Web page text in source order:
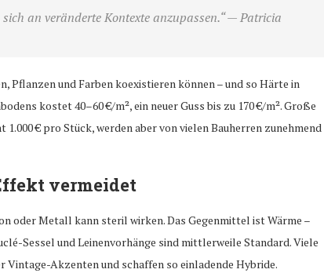
an veränderte Kontexte anzupassen.“— Patricia
und Farben koexistieren können – und so Härte in
kostet 40–60 €/m², ein neuer Guss bis zu 170 €/m². Große
€ pro Stück, werden aber von vielen Bauherren zunehmend
vermeidet
oder Metall kann steril wirken. Das Gegenmittel ist Wärme –
Sessel und Leinenvorhänge sind mittlerweile Standard. Viele
Akzenten und schaffen so einladende Hybride.